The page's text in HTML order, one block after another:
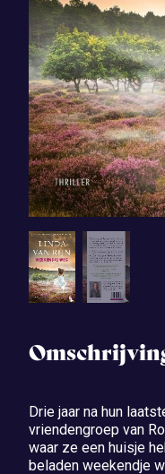
Drie jaar na hun
vriendengroep van
waar ze een huisje
beladen weekendje